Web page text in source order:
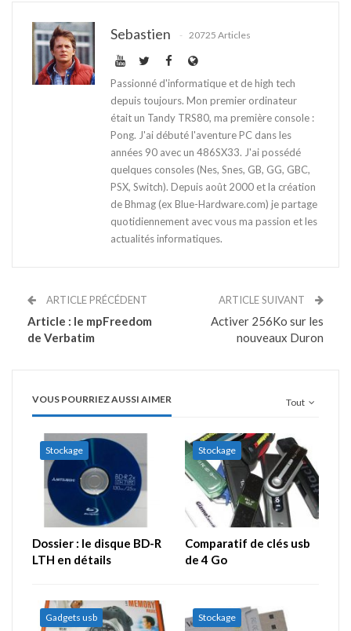
Sebastien 20725 Articles
Passionné d'informatique et de high tech
depuis toujours. Mon premier ordinateur
était un Tandy TRS80, ma première console :
Pong. J'ai débuté l'aventure PC dans les
années 90 avec un 486SX33. J'ai possédé
quelques consoles (Nes, Snes, GB, GG, GBC,
PSX, Switch). Depuis août 2000 et la création
de Bhmag (ex Blue-Hardware.com) je partage
quotidiennement avec vous ma passion et les
actualités informatiques.
ARTICLE PRÉCÉDENT
Article : le mpFreedom
de Verbatim
ARTICLE SUIVANT
Activer 256Ko sur les
nouveaux Duron
Tout
VOUS POURRIEZ AUSSI AIMER
Stockage
Dossier : le disque BD-R
LTH en détails
Stockage
Comparatif de clés usb
de 4 Go
Gadgets usb Stockage